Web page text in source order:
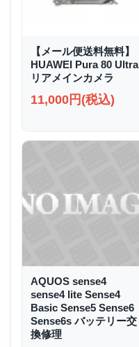
【メール便送料無料】
HUAWEI Pura 80 Ultra
リアメインカメラ
11,000円(税込)
AQUOS sense4
sense4 lite Sense4
Basic Sense5 Sense6
Sense6s バッテリー交
換修理